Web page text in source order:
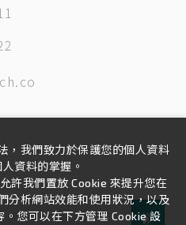
，我們致力於保護您的個人資料
資料的掌握。
許我們置放 Cookie 來提升您在
分析網站效能和使用狀況，以及
您可以在下方管理 Cookie 設